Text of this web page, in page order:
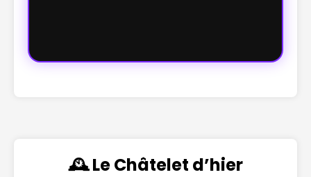
🕰️ Le Châtelet d’hier